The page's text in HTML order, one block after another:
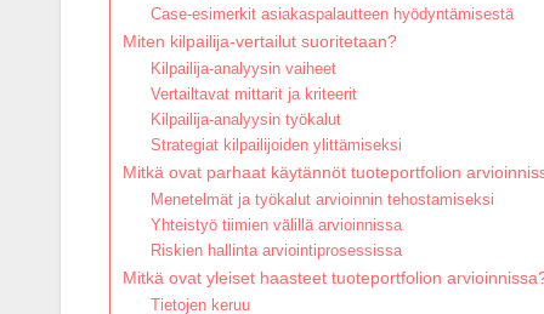
Case-esimerkit asiakaspalautteen hyödyntämisestä
Miten kilpailija-vertailut suoritetaan?
Kilpailija-analyysin vaiheet
Vertailtavat mittarit ja kriteerit
Kilpailija-analyysin työkalut
Strategiat kilpailijoiden ylittämiseksi
Mitkä ovat parhaat käytännöt tuoteportfolion
Menetelmät ja työkalut arvioinnin tehostamiseksi
Yhteistyö tiimien välillä arvioinnissa
Riskien hallinta arviointiprosessissa
Mitkä ovat yleiset haasteet tuoteportfolion
Tietojen keruu